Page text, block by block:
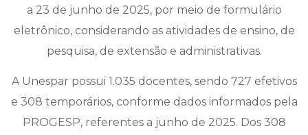
a 23 de junho de 2025, por meio de formulário
eletrônico, considerando as atividades de ensino, de
pesquisa, de extensão e administrativas.
A Unespar possui 1.035 docentes, sendo 727 efetivos
e 308 temporários, conforme dados informados pela
PROGESP, referentes a junho de 2025. Dos 308